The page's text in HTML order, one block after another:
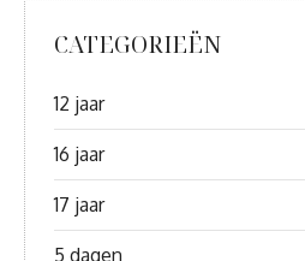
CATEGORIEËN
12 jaar
16 jaar
17 jaar
5 dagen